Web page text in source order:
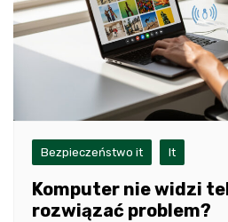
Bezpieczeństwo it It
Komputer nie widzi
rozwiązać problem?